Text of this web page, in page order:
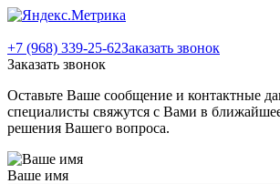
+7 (968) 339-25-62Заказать звонок
Заказать звонок
Оставьте Ваше сообщение и контактные
специалисты свяжутся с Вами в
решения Вашего вопроса.
Ваше имя